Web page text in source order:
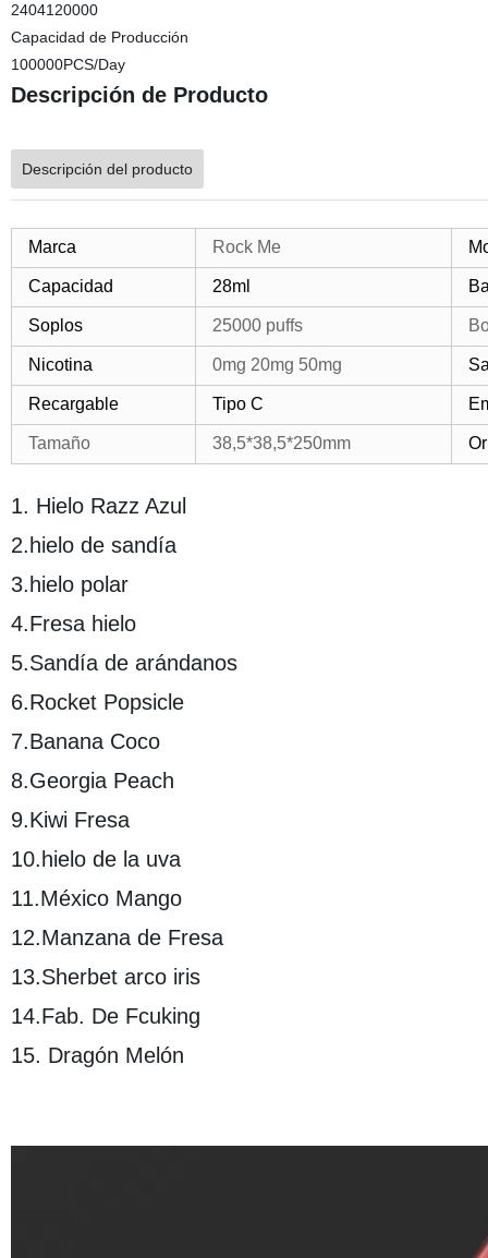
2404120000
Capacidad de Producción
100000PCS/Day
Descripción de Producto
Descripción del producto
Marca Rock Me
Capacidad 28ml
Soplos 25000 puffs
Nicotina 0mg 20mg 50mg
Recargable Tipo C
Tamaño 38,5*38,5*250mm
1. Hielo Razz Azul
2.hielo de sandía
3.hielo polar
4.Fresa hielo
5.Sandía de arándanos
6.Rocket Popsicle
7.Banana Coco
8.Georgia Peach
9.Kiwi Fresa
10.hielo de la uva
11.México Mango
12.Manzana de Fresa
13.Sherbet arco iris
14.Fab. De Fcuking
15. Dragón Melón